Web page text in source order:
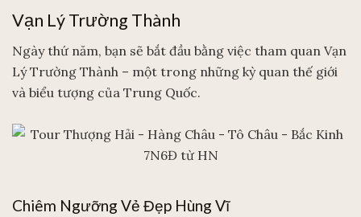
Vạn Lý Trường Thành
Ngày thứ năm, bạn sẽ bắt đầu bằng việc tham quan Vạn
Lý Trường Thành – một trong những kỳ quan thế giới
và biểu tượng của Trung Quốc.
Chiêm Ngưỡng Vẻ Đẹp Hùng Vĩ